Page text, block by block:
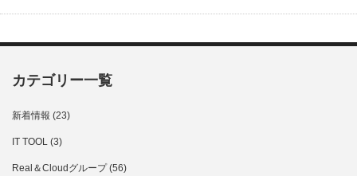
カテゴリー一覧
新着情報 (23)
IT TOOL (3)
Real＆Cloudグループ(56)